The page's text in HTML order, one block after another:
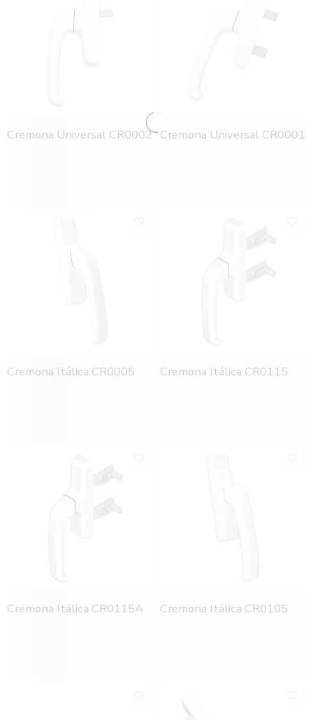
Cremona Universal CR0002 Cremona Universal CR0001
Cremona Itálica CR0005 Cremona Itálica CR0115
Cremona Itálica CR0115A Cremona Itálica CR0105